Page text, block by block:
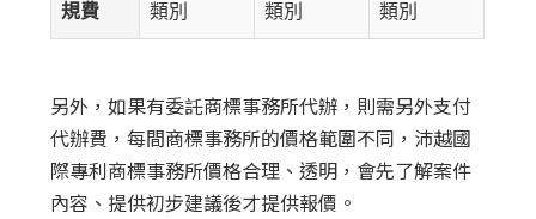
規費
類別
類別
類別
另外，如果有委託商標事務所代辦，則需另外支付
代辦費，每間商標事務所的價格範圍不同，沛越國
際專利商標事務所價格合理、透明，會先了解案件
內容、提供初步建議後才提供報價。